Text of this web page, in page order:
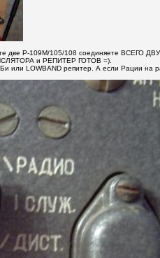
две Р-109М/105/108 соединяете ВСЕГО
и РЕПИТЕР ГОТОВ =).
или LOWBAND репитер. А если Рации